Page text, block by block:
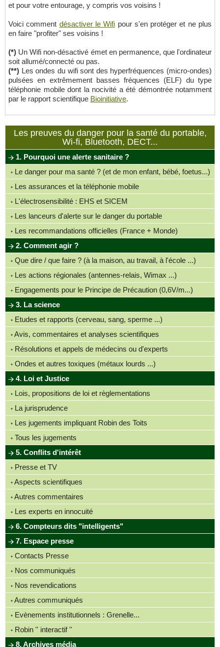
et pour votre entourage, y compris vos voisins !
Voici comment désactiver le Wifi pour s'en protéger et ne plus
en faire "profiter" ses voisins !
(*) Un Wifi non-désactivé émet en permanence, que l'ordinateur
soit allumé/connecté ou pas.
(**) Les ondes du wifi sont des hyperfréquences (micro-ondes)
pulsées en extrêmement basses fréquences (ELF) du type
téléphonie mobile dont la nocivité a été démontrée notamment
par le rapport scientifique Bioinitiative.
Les preuves du danger pour la santé du portable,
Wi-fi, Bluetooth, DECT...
1. Pourquoi une alerte sanitaire ?
Le danger pour ma santé ? (et de mon enfant, bébé, foetus...)
Les assurances et la téléphonie mobile
L'électrosensibilité : EHS et SICEM
Les lanceurs d'alerte sur le danger du portable
Les recommandations officielles (France + Monde)
2. Comment agir ?
Que dire / que faire ? (à la maison, au travail, à l'école ...)
Les actions régionales (antennes-relais, Wimax ...)
Engagements pour le Principe de Précaution (0,6V/m...)
3. La science
Etudes et rapports (cerveau, sang, sperme ...)
Avis, commentaires et analyses scientifiques
Résolutions et appels de médecins ou d'experts
Ondes et autres toxiques (métaux lourds ...)
4. Loi et Justice
Lois, propositions de loi et règlementations
La jurisprudence
Les jugements impliquant Robin des Toits
Tous les jugements
5. Conflits d'intérêt
Presse et TV
Aspects scientifiques
Autres commentaires
Les experts en innocuité
6. Compteurs dits "intelligents"
7. Espace presse
Contacts Presse
Nos communiqués
Nos revendications
Autres communiqués
Evènements institutionnels : Grenelle...
Robin '' interactif ''
8. Archives média